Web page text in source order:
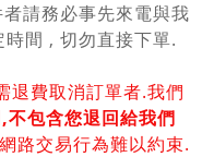
請務必事先來電與我
間 , 切勿直接下單.
退費取消訂單者.我們
包含您退回給我們
路交易行為難以約束.